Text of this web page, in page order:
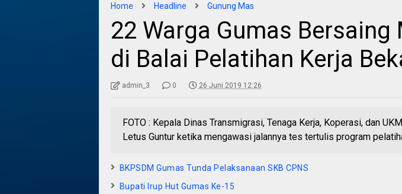
Home Headline Gunung Mas
22 Warga Gumas Bersaing
di Balai Pelatihan Kerja
admin_3 0 26 Juni 2019 12:26
FOTO : Kepala Dinas Transmigrasi, Tenaga Kerja, Koperasi, dan
Letus Guntur ketika mengawasi jalannya tes tertulis program
BKPSDM Gumas Tunda Pelaksanaan SKB CPNS
Bupati Irup Hut Gumas Ke-15